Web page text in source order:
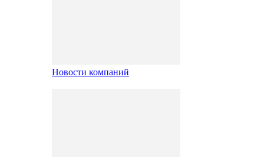
Новости компаний